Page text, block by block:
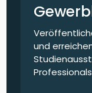
und